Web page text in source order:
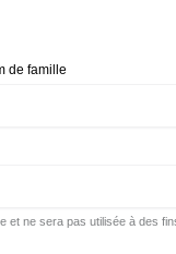
de famille
et ne sera pas utilisée à des